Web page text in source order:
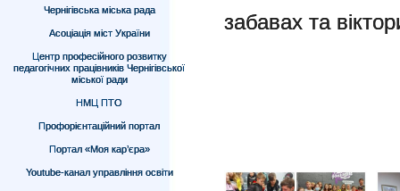
Чернігівська міська рада
Асоціація міст України
Центр професійного розвитку
педагогічних працівників Чернігівської
міської ради
НМЦ ПТО
Профорієнтаційний портал
Портал «Моя кар’єра»
Youtube-канал управління освіти
забавах та